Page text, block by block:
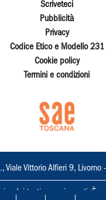
Scriveteci
Pubblicità
Privacy
Codice Etico e Modello 231
Cookie policy
Termini e condizioni
Viale Vittorio Alfieri 9,
e dei testi sono riservati. È